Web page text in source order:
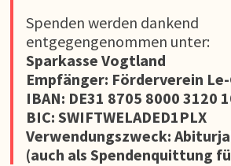
Spenden werden dankend
entgegengenommen unter:
Sparkasse Vogtland
Empfänger: Förderverein Le-
IBAN: DE31 8705 8000 3120
BIC: SWIFTWELADED1PLX
Verwendungszweck:
(auch als Spendenquittung